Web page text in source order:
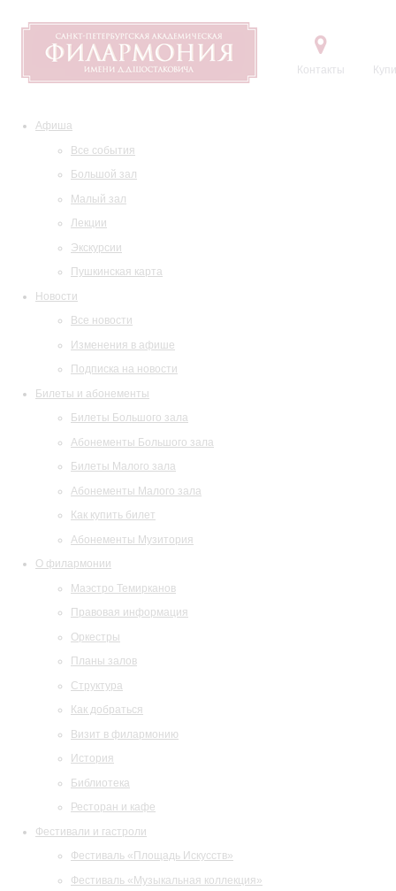
Контакты
Афиша
Все события
Большой зал
Малый зал
Лекции
Экскурсии
Пушкинская карта
Новости
Все новости
Изменения в афише
Подписка на новости
Билеты и абонементы
Билеты Большого зала
Абонементы Большого зала
Билеты Малого зала
Абонементы Малого зала
Как купить билет
Абонементы Музитория
О филармонии
Маэстро Темирканов
Правовая информация
Оркестры
Планы залов
Структура
Как добраться
Визит в филармонию
История
Библиотека
Ресторан и кафе
Фестивали и гастроли
Фестиваль «Площадь Искусств»
Фестиваль «Музыкальная коллекция»